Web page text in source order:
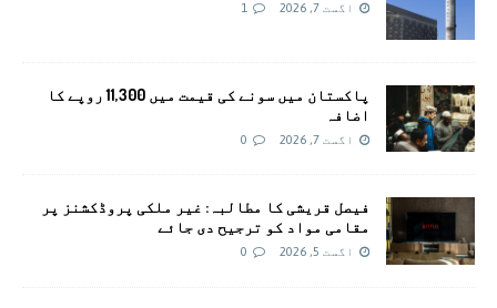
اگست 7, 2026 1
پاکستان میں سونے کی قیمت میں 11,300 روپے کا
اضافہ
اگست 7, 2026 0
فیصل قریشی کا مطالبہ: غیر ملکی پروڈکشنز پر
مقامی مواد کو ترجیح دی جائے
اگست 5, 2026 0